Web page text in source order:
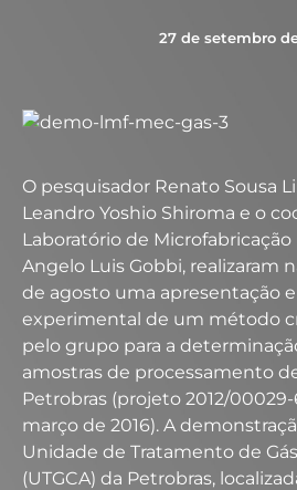
27 de setembro
O pesquisador Renato Sousa
Leandro Yoshio Shiroma e o
Laboratório de Microfabricação
Angelo Luis Gobbi, realizaram
de agosto uma apresentação
experimental de um método
pelo grupo para a
amostras de processamento
Petrobras (projeto 2012/
março de 2016). A
Unidade de Tratamento de
(UTGCA) da Petrobras,